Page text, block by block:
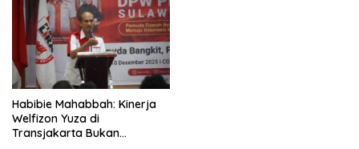
Derasnya Provokasi Pecah
Belah Bangsa
Habibie Mahabbah: Kinerja
Welfizon Yuza di
Transjakarta Bukan